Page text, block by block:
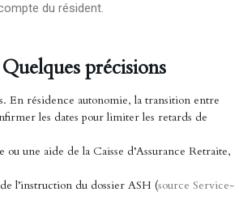
du résident.
précisions
En résidence autonomie, la transition entre
les dates pour limiter les retards de
une aide de la Caisse d’Assurance Retraite,
l’instruction du dossier ASH (source Service-